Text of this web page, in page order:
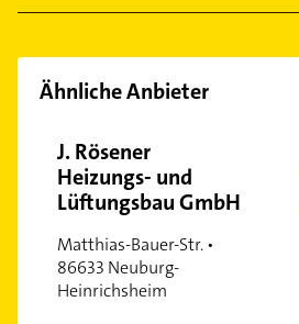
Ähnliche Anbieter
J. Rösener
Heizungs- und
Lüftungsbau GmbH
Matthias-Bauer-Str. •
86633 Neuburg-
Heinrichsheim